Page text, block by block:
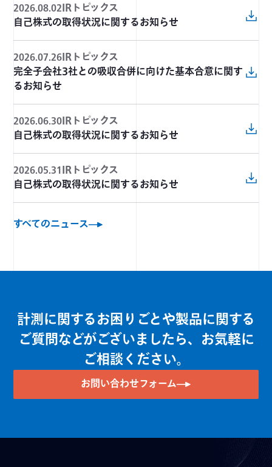
2026.08.02IRトピックス
自己株式の取得状況に関するお知らせ
2026.07.26IRトピックス
完全子会社3社との吸収合併に向けた基本合意に関す
るお知らせ
2026.06.30IRトピックス
自己株式の取得状況に関するお知らせ
2026.05.31IRトピックス
自己株式の取得状況に関するお知らせ
すべてのニュース
計測に関するお困りごとや製品に関する
ご質問などがございましたら、お気軽に
ご相談ください。
お問い合わせフォーム